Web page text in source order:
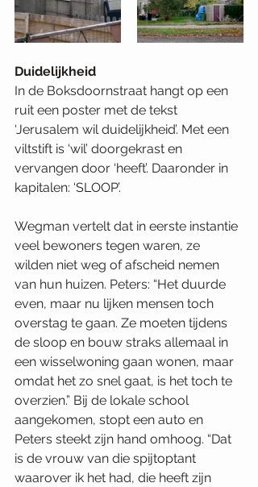
Duidelijkheid
In de Boksdoornstraat hangt op een
ruit een poster met de tekst
‘Jerusalem wil duidelijkheid’. Met een
viltstift is ‘wil’ doorgekrast en
vervangen door ‘heeft’. Daaronder in
kapitalen: ‘SLOOP’.
Wegman vertelt dat in eerste instantie
veel bewoners tegen waren, ze
wilden niet weg of afscheid nemen
van hun huizen. Peters: “Het duurde
even, maar nu lijken mensen toch
overstag te gaan. Ze moeten tijdens
de sloop en bouw straks allemaal in
een wisselwoning gaan wonen, maar
omdat het zo snel gaat, is het toch te
overzien.” Bij de lokale school
aangekomen, stopt een auto en
Peters steekt zijn hand omhoog. “Dat
is de vrouw van die spijtoptant
waarover ik het had, die heeft zijn